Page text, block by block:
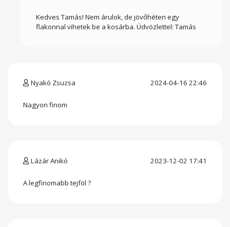
Kedves Tamás! Nem árulok, de jövőhéten egy
flakonnal vihetek be a kosárba. Üdvözlettel: Tamás
Nyakó Zsuzsa 2024-04-16 22:46
Nagyon finom
Lázár Anikó 2023-12-02 17:41
A legfinomabb tejföl ?